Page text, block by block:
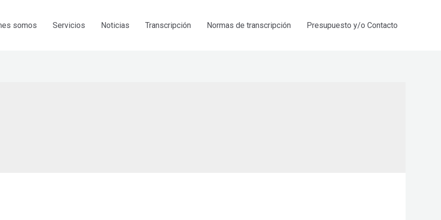
somos Servicios Noticias Transcripción Normas de transcripción Presupuesto y/o Contacto